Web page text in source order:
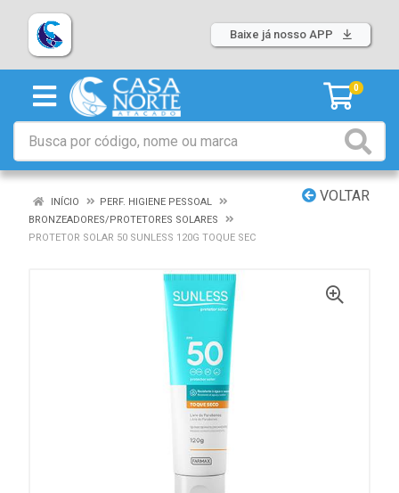
Baixe já nosso APP
0
VOLTAR
INÍCIO
PERF. HIGIENE PESSOAL
BRONZEADORES/PROTETORES SOLARES
PROTETOR SOLAR 50 SUNLESS 120G TOQUE SEC